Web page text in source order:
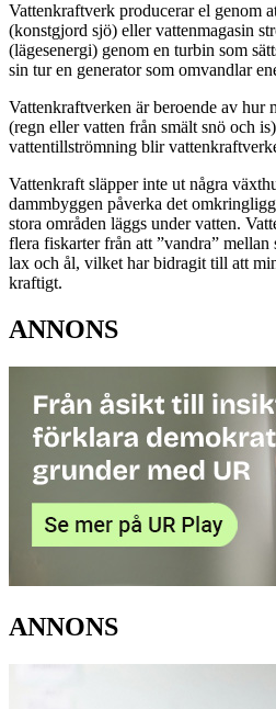
Vattenkraftverk producerar el genom
(konstgjord sjö) eller vattenmagasin
(lägesenergi) genom en turbin som
sin tur en generator som omvandlar
Vattenkraftverken är beroende av hur
(regn eller vatten från smält snö och
vattentillströmning blir
Vattenkraft släpper inte ut några
dammbyggen påverka det
stora områden läggs under vatten.
flera fiskarter från att ”vandra” mellan
lax och ål, vilket har bidragit till att
kraftigt.
ANNONS
ANNONS